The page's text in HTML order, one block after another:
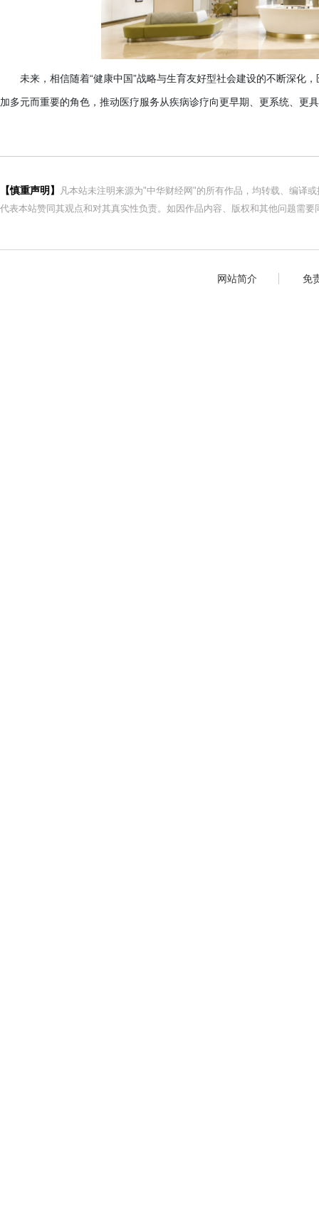
未来，相信随着“健康中国”战略与生育友好型社会建设的不断深化
加多元而重要的角色，推动医疗服务从疾病诊疗向更早期、更系统、更
【慎重声明】
凡本站未注明来源为"中华财经网"的所有作品，均转载、编译
代表本站赞同其观点和对其真实性负责。如因作品内容、版权和其他问题需
网站简介 免